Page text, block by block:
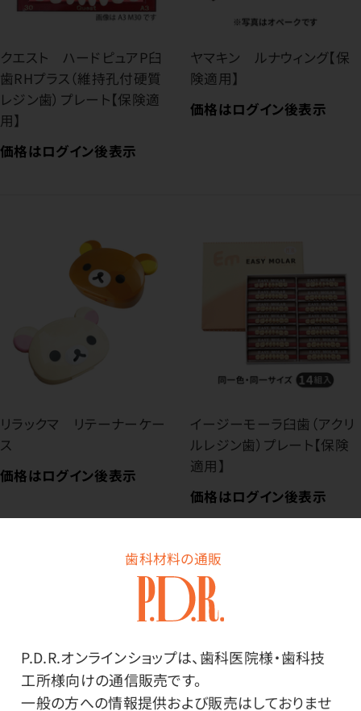
歯科材料の通販
P.D.R.オンラインショップは、歯科医院様・歯科技
工所様向けの通信販売です。
一般の方への情報提供および販売はしておりませ
クエスト ハードピュアP臼
歯RHプラス（維持孔付硬質
レジン歯）プレート【保険適
用】
価格はログイン後表示
ヤマキン ルナウィング【保
険適用】
価格はログイン後表示
リラックマ リテーナーケー
ス
価格はログイン後表示
イージーモーラ臼歯（アクリ
ルレジン歯）プレート【保険
適用】
価格はログイン後表示